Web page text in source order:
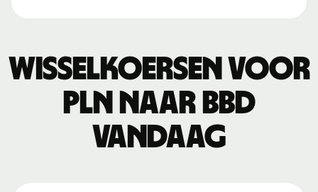
Wisselkoersen voor
PLN naar BBD
vandaag